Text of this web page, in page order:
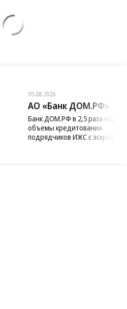
05.08.2026
АО «Банк ДОМ.РФ»
Банк ДОМ.РФ в 2,5 раза
объемы кредитования
подрядчиков ИЖС с эскроу